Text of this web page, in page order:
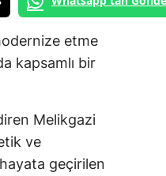
etme
kapsamlı bir
Melikgazi
ve
geçirilen